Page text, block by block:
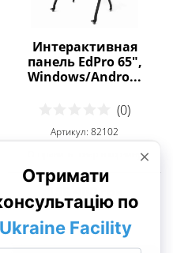
Интерактивная
панель EdPro 65",
Windows/Andro...
(0)
Артикул: 82102
Отправить товар в корзину
158 400 грн